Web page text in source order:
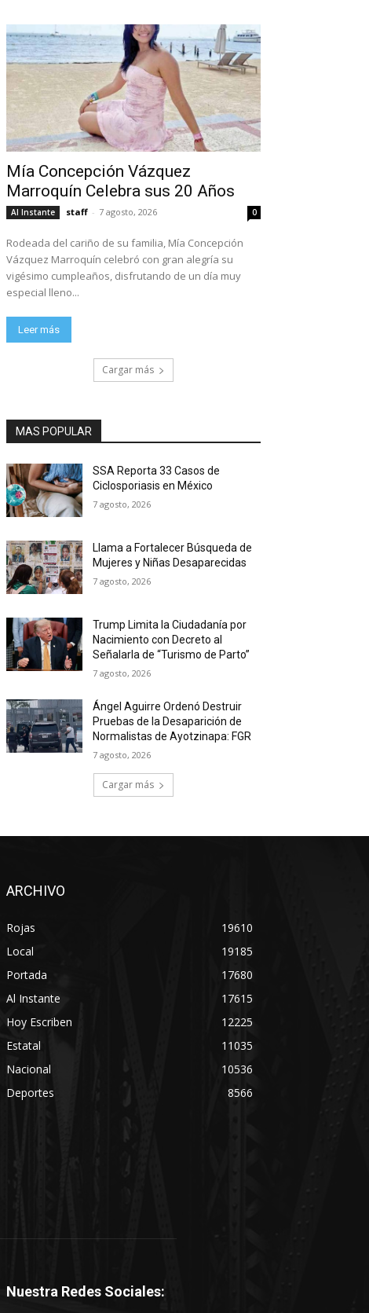
Mía Concepción Vázquez
Marroquín Celebra sus 20 Años
Al Instante staff - 7 agosto, 2026 0
Rodeada del cariño de su familia, Mía Concepción
Vázquez Marroquín celebró con gran alegría su
vigésimo cumpleaños, disfrutando de un día muy
especial lleno...
Leer más
Cargar más
MAS POPULAR
SSA Reporta 33 Casos de
Ciclosporiasis en México
7 agosto, 2026
Llama a Fortalecer Búsqueda de
Mujeres y Niñas Desaparecidas
7 agosto, 2026
Trump Limita la Ciudadanía por
Nacimiento con Decreto al
Señalarla de “Turismo de Parto”
7 agosto, 2026
Ángel Aguirre Ordenó Destruir
Pruebas de la Desaparición de
Normalistas de Ayotzinapa: FGR
7 agosto, 2026
Cargar más
ARCHIVO
Rojas
19610
Local
19185
Portada
17680
Al Instante
17615
Hoy Escriben
12225
Estatal
11035
Nacional
10536
Deportes
8566
Nuestra Redes Sociales: